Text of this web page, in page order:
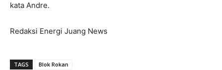
kata Andre.
Redaksi Energi Juang News
TAGS Blok Rokan